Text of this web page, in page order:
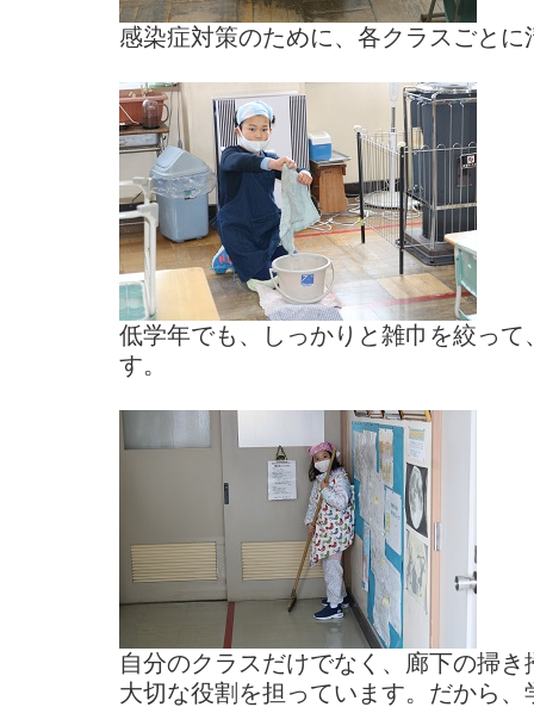
感染症対策のために、各クラスごと
低学年でも、しっかりと雑巾を絞っ
す。
自分のクラスだけでなく、廊下の掃
大切な役割を担っています。だから